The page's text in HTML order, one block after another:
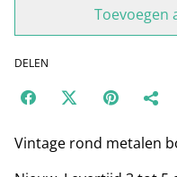
Toevoegen
DELEN
Vintage rond metalen